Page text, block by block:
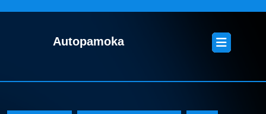
Autopamoka
Open
Button